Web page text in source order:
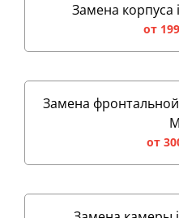
Замена корпуса
от
Замена
от